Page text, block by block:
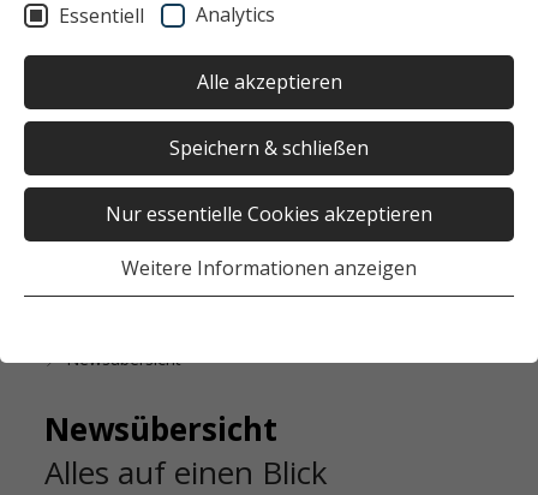
Essentiell Analytics
Alle akzeptieren
Speichern & schließen
Nur essentielle Cookies akzeptieren
Weitere Informationen anzeigen
Newsübersicht
Newsübersicht
Alles auf einen Blick